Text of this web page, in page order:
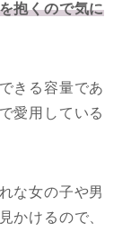
抱くので気に
きる容量であ
愛用している
な女の子や男
かけるので、